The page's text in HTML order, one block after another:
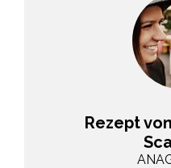
Rezept